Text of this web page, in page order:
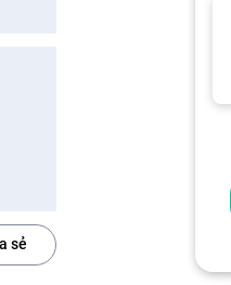
sẻ